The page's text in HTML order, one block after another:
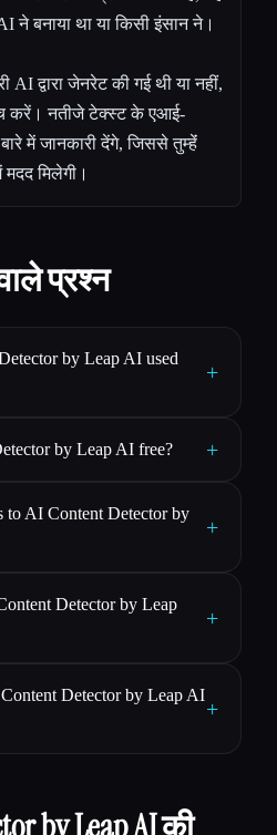
ने बनाया था या किसी इंसान ने।
द्वारा जेनरेट की गई थी या नहीं,
करें। नतीजे टेक्स्ट के एआई-
में जानकारी देंगे, जिससे तुम्हेंं
मिलेगी।
प्रश्न
by Leap AI used
+
by Leap AI free? +
to AI Content Detector by
+
Detector by Leap
+
Detector by Leap AI
+